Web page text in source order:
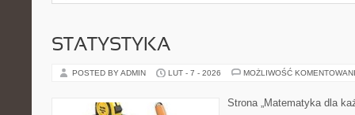
STATYSTYKA
POSTED BY ADMIN LUT - 7 - 2026 MOŻLIWOŚĆ
Strona „Matematyka dla